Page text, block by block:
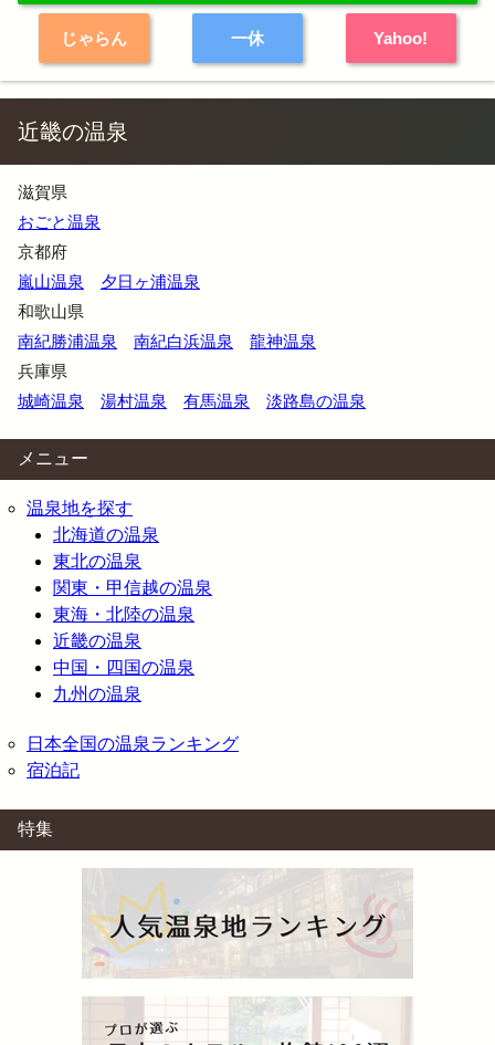
じゃらん 一休 Yahoo!
近畿の温泉
滋賀県
おごと温泉
京都府
嵐山温泉
夕日ヶ浦温泉
和歌山県
南紀勝浦温泉
南紀白浜温泉
龍神温泉
兵庫県
城崎温泉
湯村温泉 有馬温泉 淡路島の温泉
メニュー
温泉地を探す
北海道の温泉
東北の温泉
関東・甲信越の温泉
東海・北陸の温泉
近畿の温泉
中国・四国の温泉
九州の温泉
日本全国の温泉ランキング
宿泊記
特集